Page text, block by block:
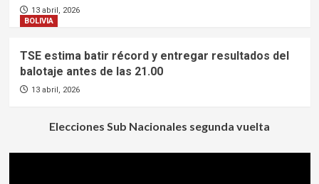
13 abril, 2026
BOLIVIA
TSE estima batir récord y entregar resultados del
balotaje antes de las 21.00
13 abril, 2026
Elecciones Sub Nacionales segunda vuelta